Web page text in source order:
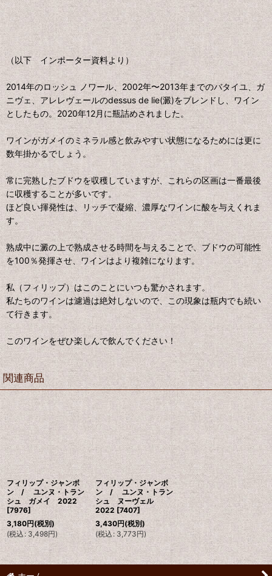
（以下 インポーター資料より）
2014年のロッシュ ノワール、2002年〜2013年までのバタイユ、ガ
ニヴェ、アレレヴェールのdessus de lie(澱)をブレンドし、ワイン
としたもの。2020年12月に瓶詰めされました。
ワインがガメイのミネラル感と飲みやすい状態になるためには更に
数年掛かるでしょう。
常に完熟したブドウを収穫していますが、これらの区画は一番最後
に収穫することが多いです。
ほど良い揮発性は、リッチで凝縮、濃厚なワインに酸を与えくれま
す。
熟成中に澱の上で熟成させる時間を与えることで、ブドウの可能性
を100％発揮させ、ワインはより複雑になります。
私（フィリップ）はこのことにいつも驚かされます。
私たちのワインは濾過は絶対しないので、この現象は瓶内でも続い
て行きます。
このワインをぜひ楽しんで飲んでください！
関連商品
フィリップ・ジャンボ
ン / ユンヌ・トラン
シュ ガメイ 2022
[7976]
3,180円(税別)
(税込 : 3,498円)
フィリップ・ジャンボ
ン / ユンヌ・トラン
シュ ヌーヴェル
2022 [7407]
3,430円(税別)
(税込 : 3,773円)